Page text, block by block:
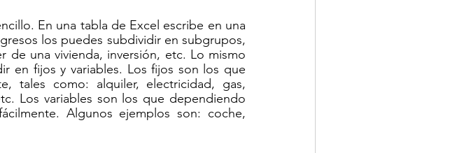
En una tabla de Excel escribe en una
los puedes subdividir en subgrupos,
de una vivienda, inversión, etc. Lo mismo
en fijos y variables. Los fijos son los que
tales como: alquiler, electricidad, gas,
Los variables son los que dependiendo
Algunos ejemplos son: coche,